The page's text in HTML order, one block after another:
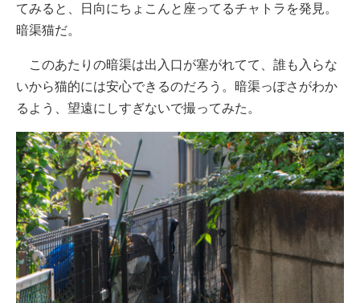
てみると、日向にちょこんと座ってるチャトラを発見。
暗渠猫だ。
このあたりの暗渠は出入口が塞がれてて、誰も入らな
いから猫的には安心できるのだろう。暗渠っぽさがわか
るよう、望遠にしすぎないで撮ってみた。